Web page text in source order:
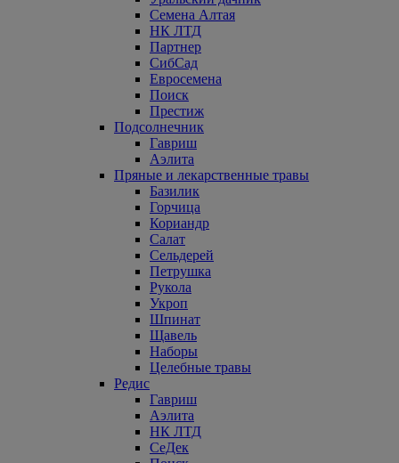
Семена Алтая
НК ЛТД
Партнер
СибСад
Евросемена
Поиск
Престиж
Подсолнечник
Гавриш
Аэлита
Пряные и лекарственные травы
Базилик
Горчица
Кориандр
Салат
Сельдерей
Петрушка
Рукола
Укроп
Шпинат
Щавель
Наборы
Целебные травы
Редис
Гавриш
Аэлита
НК ЛТД
СеДек